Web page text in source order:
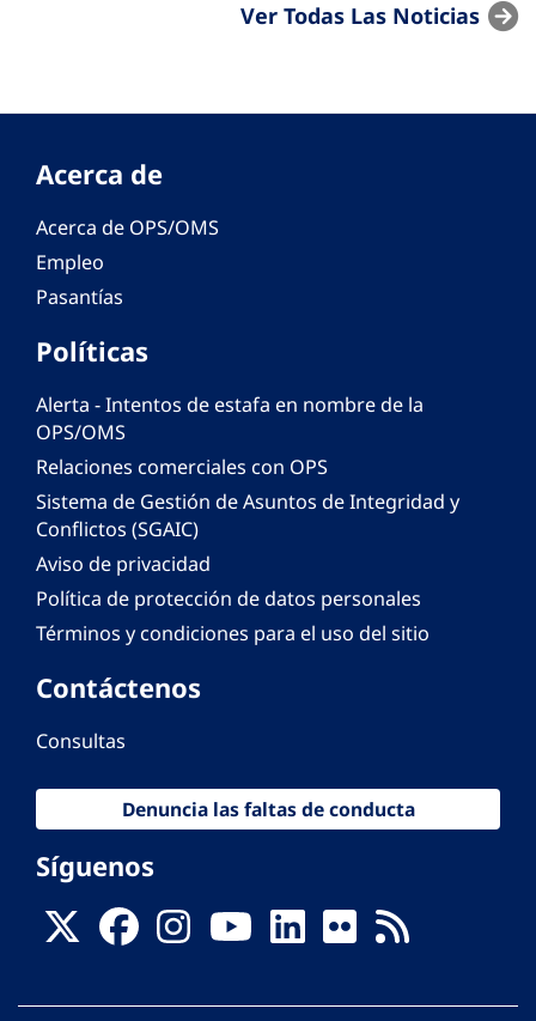
Ver Todas Las Noticias
Acerca de
Acerca de OPS/OMS
Empleo
Pasantías
Políticas
Alerta - Intentos de estafa en nombre de la
OPS/OMS
Relaciones comerciales con OPS
Sistema de Gestión de Asuntos de Integridad y
Conflictos (SGAIC)
Aviso de privacidad
Política de protección de datos personales
Términos y condiciones para el uso del sitio
Contáctenos
Consultas
Denuncia las faltas de conducta
Síguenos